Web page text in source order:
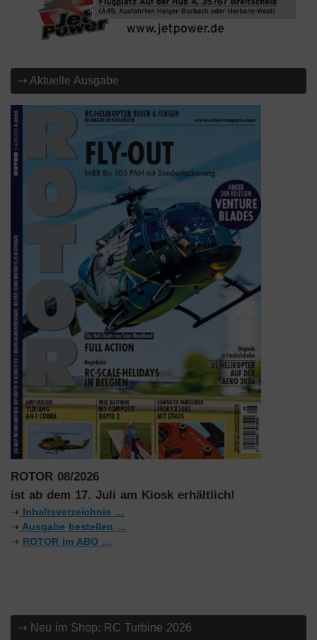
⇢ Aktuelle Ausgabe
ROTOR 08/2026
ist ab dem 17. Juli am Kiosk erhältlich!
⇢ Inhaltsverzeichnis …
⇢ Ausgabe bestellen …
⇢ ROTOR im ABO …
⇢ Neu im Shop: RC Turbine 2026